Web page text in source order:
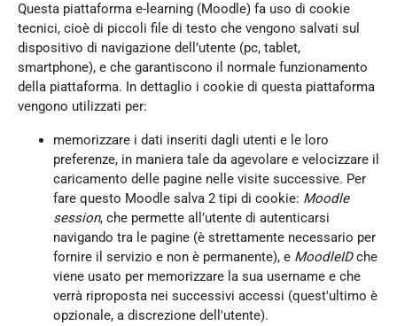
Questa piattaforma e-learning (Moodle) fa uso di cookie
tecnici, cioè di piccoli file di testo che vengono salvati sul
dispositivo di navigazione dell’utente (pc, tablet,
smartphone), e che garantiscono il normale funzionamento
della piattaforma. In dettaglio i cookie di questa piattaforma
vengono utilizzati per:
memorizzare i dati inseriti dagli utenti e le loro
preferenze, in maniera tale da agevolare e velocizzare il
caricamento delle pagine nelle visite successive. Per
fare questo Moodle salva 2 tipi di cookie: Moodle
session, che permette all’utente di autenticarsi
navigando tra le pagine (è strettamente necessario per
fornire il servizio e non è permanente), e MoodleIDche
viene usato per memorizzare la sua username e che
verrà riproposta nei successivi accessi (quest'ultimo è
opzionale, a discrezione dell'utente).